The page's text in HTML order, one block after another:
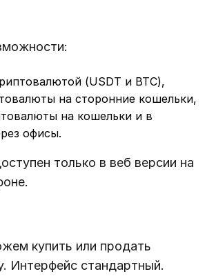
(USDT и BTC),
на сторонние кошельки,
на кошельки и в
офисы.
только в веб версии на
купить или продать
Интерфейс стандартный.